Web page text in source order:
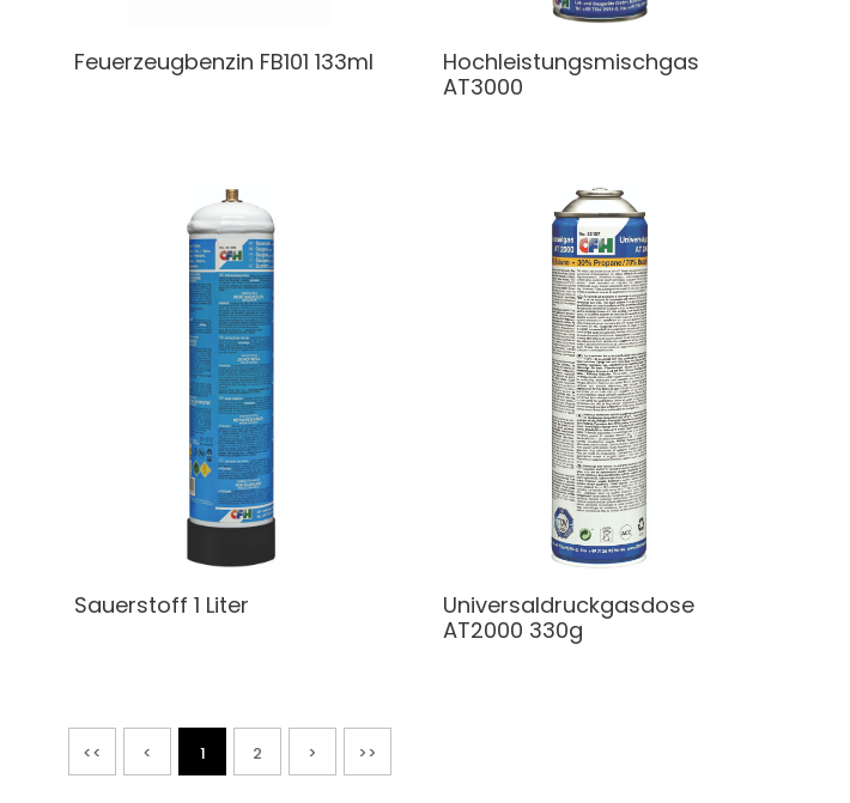
Feuerzeugbenzin FB101 133ml
Hochleistungsmischgas
AT3000
Sauerstoff 1 Liter
Universaldruckgasdose
AT2000 330g
<< < 1 2 > >>